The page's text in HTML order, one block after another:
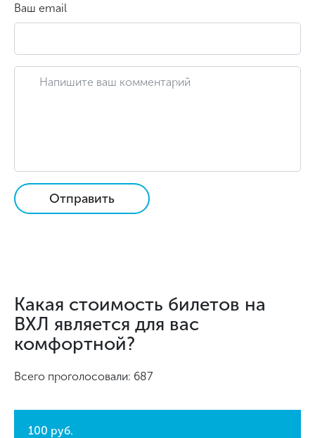
Ваш email
Отправить
Какая стоимость билетов на
ВХЛ является для вас
комфортной?
Всего проголосовали: 687
100 руб.